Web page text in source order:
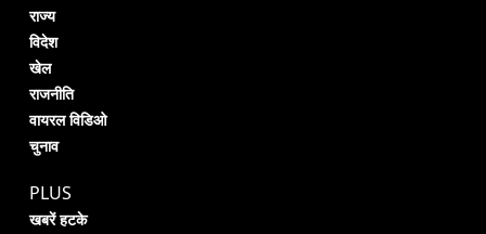
राज्य
विदेश
खेल
राजनीति
वायरल विडिओ
चुनाव
PLUS
खबरें हटके